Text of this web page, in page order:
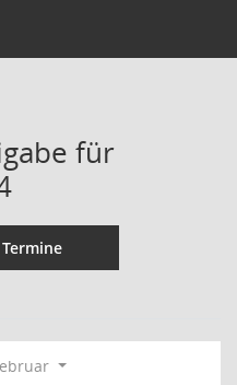
für
Termine